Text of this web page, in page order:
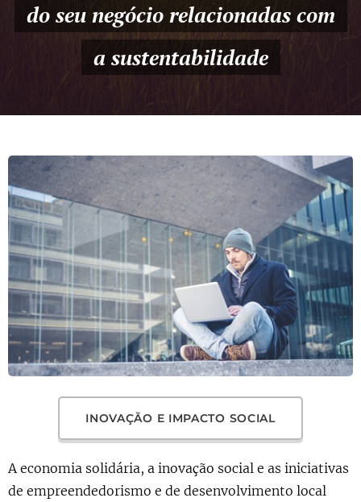
do seu negócio relacionadas com
a sustentabilidade
INOVAÇÃO E IMPACTO SOCIAL
A economia solidária, a inovação social e as iniciativas
de empreendedorismo e de desenvolvimento local